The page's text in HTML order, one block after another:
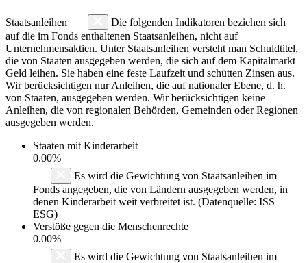
Staatsanleihen
Die folgenden Indikatoren beziehen sich
auf die im Fonds enthaltenen Staatsanleihen, nicht auf
Unternehmensaktien. Unter Staatsanleihen versteht man Schuldtitel,
die von Staaten ausgegeben werden, die sich auf dem Kapitalmarkt
Geld leihen. Sie haben eine feste Laufzeit und schütten Zinsen aus.
Wir berücksichtigen nur Anleihen, die auf nationaler Ebene, d. h.
von Staaten, ausgegeben werden. Wir berücksichtigen keine
Anleihen, die von regionalen Behörden, Gemeinden oder Regionen
ausgegeben werden.
Staaten mit Kinderarbeit
0.00%
Es wird die Gewichtung von Staatsanleihen im
Fonds angegeben, die von Ländern ausgegeben werden, in
denen Kinderarbeit weit verbreitet ist. (Datenquelle: ISS
ESG)
Verstöße gegen die Menschenrechte
0.00%
Es wird die Gewichtung von Staatsanleihen im